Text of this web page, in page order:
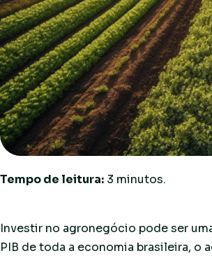
Tempo de leitura: 3 minutos.
Investir no agronegócio pode ser
PIB de toda a economia brasileira,